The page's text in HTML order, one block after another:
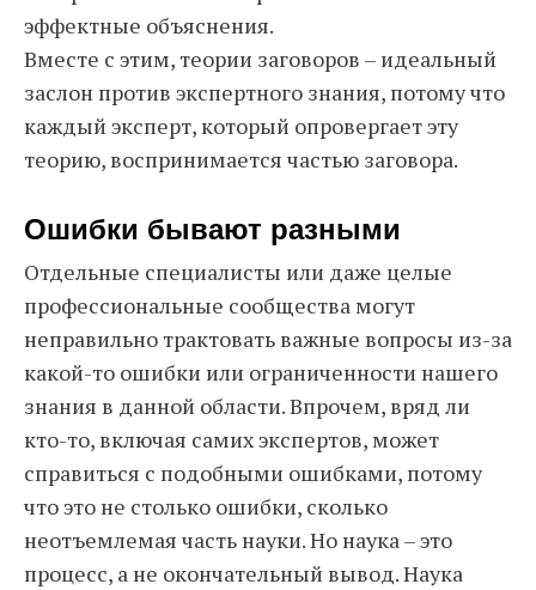
эффектные объяснения.
Вместе с этим, теории заговоров – идеальный
заслон против экспертного знания, потому что
каждый эксперт, который опровергает эту
теорию, воспринимается частью заговора.
Ошибки бывают разными
Отдельные специалисты или даже целые
профессиональные сообщества могут
неправильно трактовать важные вопросы из-за
какой-то ошибки или ограниченности нашего
знания в данной области. Впрочем, вряд ли
кто-то, включая самих экспертов, может
справиться с подобными ошибками, потому
что это не столько ошибки, сколько
неотъемлемая часть науки. Но наука – это
процесс, а не окончательный вывод. Наука